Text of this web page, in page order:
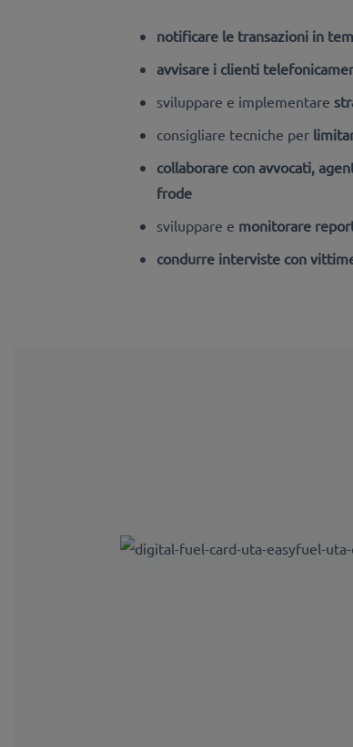
notificare le transazioni in
avvisare i clienti
sviluppare e implementare
consigliare tecniche per
collaborare con avvocati,
frode
sviluppare e monitorare
condurre interviste con